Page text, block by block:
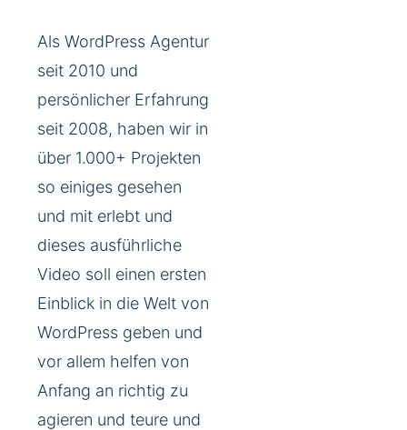
Als WordPress Agentur
seit 2010 und
persönlicher Erfahrung
seit 2008, haben wir in
über 1.000+ Projekten
so einiges gesehen
und mit erlebt und
dieses ausführliche
Video soll einen ersten
Einblick in die Welt von
WordPress geben und
vor allem helfen von
Anfang an richtig zu
agieren und teure und